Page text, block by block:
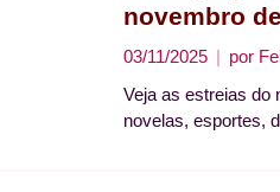
novembro
03/11/2025 por
Veja as estreias do
novelas, esportes,